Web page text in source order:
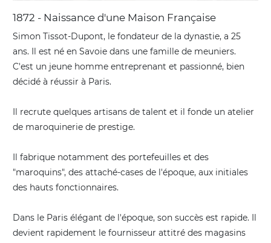
1872 - Naissance d'une Maison Française
Simon Tissot-Dupont, le fondateur de la dynastie, a 25
ans. Il est né en Savoie dans une famille de meuniers.
C'est un jeune homme entreprenant et passionné, bien
décidé à réussir à Paris.
Il recrute quelques artisans de talent et il fonde un atelier
de maroquinerie de prestige.
Il fabrique notamment des portefeuilles et des
"maroquins", des attaché-cases de l'époque, aux initiales
des hauts fonctionnaires.
Dans le Paris élégant de l'époque, son succès est rapide. Il
devient rapidement le fournisseur attitré des magasins